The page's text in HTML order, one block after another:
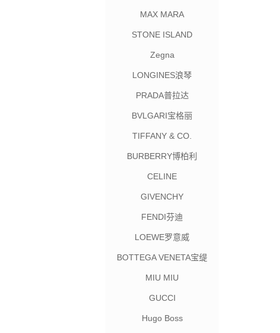
MAX MARA
STONE ISLAND
Zegna
LONGINES浪琴
PRADA普拉达
BVLGARI宝格丽
TIFFANY & CO.
BURBERRY博柏利
CELINE
GIVENCHY
FENDI芬迪
LOEWE罗意威
BOTTEGA VENETA宝缇
MIU MIU
GUCCI
Hugo Boss